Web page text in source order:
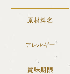
原材料名
アレルギー
賞味期限